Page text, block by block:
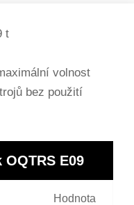
t
volnost
bez použití
E09
Hodnota